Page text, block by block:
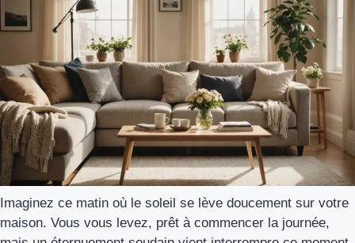
Imaginez ce matin où le soleil se lève doucement sur votre
maison. Vous vous levez, prêt à commencer la journée,